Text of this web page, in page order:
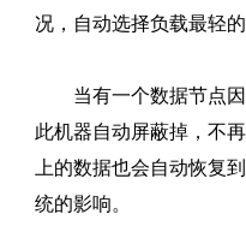
况，自动选择负载最轻
当有一个数据节点因
此机器自动屏蔽掉，不
上的数据也会自动恢复
统的影响。